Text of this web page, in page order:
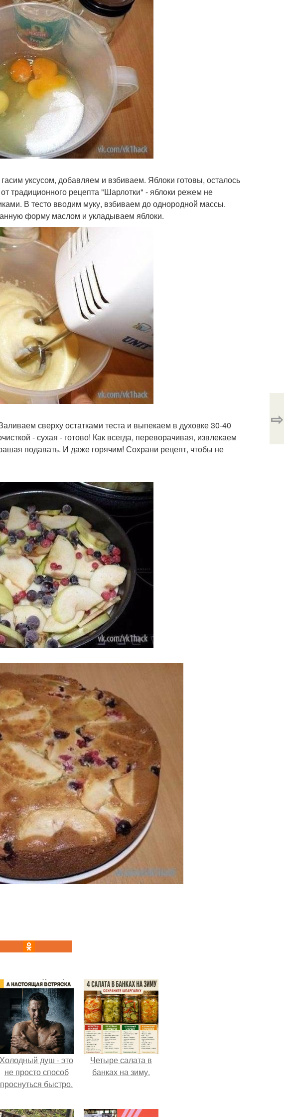
уксусом, добавляем и взбиваем. Яблоки готовы, осталось
традиционного рецепта "Шарлотки" - яблоки режем не
В тесто вводим муку, взбиваем до однородной массы.
форму маслом и укладываем яблоки.
сверху остатками теста и выпекаем в духовке 30-40
- сухая - готово! Как всегда, переворачивая, извлекаем
подавать. И даже горячим! Сохрани рецепт, чтобы не
⇨
Холодный душ - это
не просто способ
проснуться быстро.
Четыре салата в
банках на зиму.